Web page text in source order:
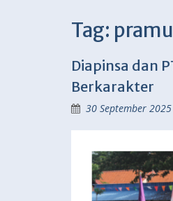
Tag:
Diapinsa dan
Berkarakter
30 September 2025